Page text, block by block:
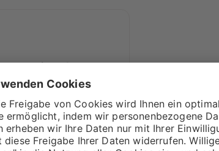
Herkt
Wir sprechen
Frequenz ist